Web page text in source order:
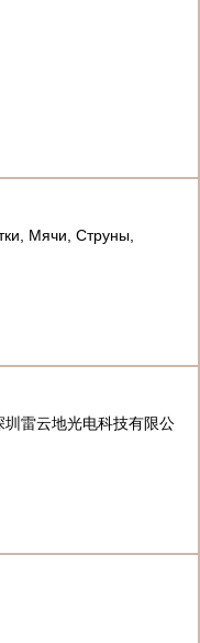
Мячи, Струны,
雷云地光电科技有限公